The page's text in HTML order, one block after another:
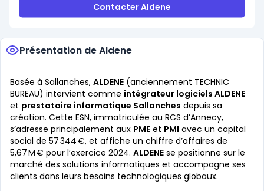
Contacter Aldene
Présentation de Aldene
Basée à Sallanches, ALDENE (anciennement TECHNIC
BUREAU) intervient comme intégrateur logiciels ALDENE
et prestataire informatique Sallanches depuis sa
création. Cette ESN, immatriculée au RCS d’Annecy,
s’adresse principalement aux PME et PMI avec un capital
social de 57 344 €, et affiche un chiffre d’affaires de
5,67 M € pour l’exercice 2024. ALDENE se positionne sur le
marché des solutions informatiques et accompagne ses
clients dans leurs besoins technologiques globaux.